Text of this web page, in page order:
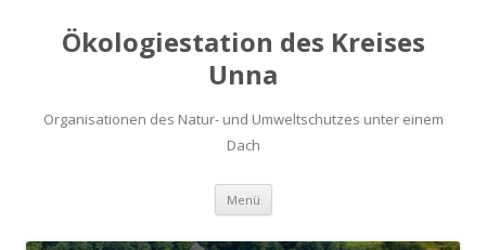
Ökologiestation des Kreises
Unna
Organisationen des Natur- und Umweltschutzes unter einem
Dach
Menü Zum
springen